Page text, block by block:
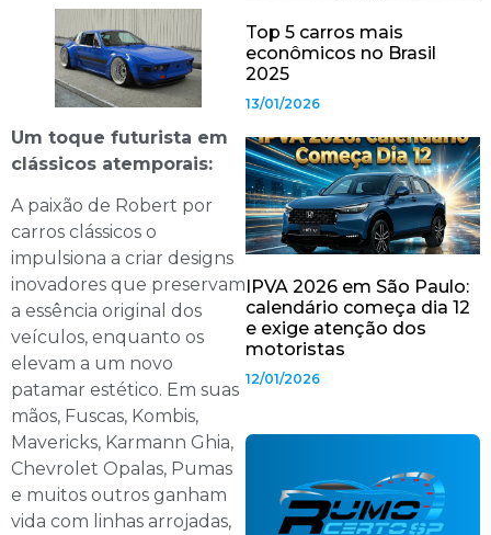
Um toque futurista em
clássicos atemporais:
A paixão de Robert por
carros clássicos o
impulsiona a criar designs
inovadores que preservam
a essência original dos
veículos, enquanto os
elevam a um novo
patamar estético. Em suas
mãos, Fuscas, Kombis,
Mavericks, Karmann Ghia,
Chevrolet Opalas, Pumas
e muitos outros ganham
vida com linhas arrojadas,
Top 5 carros mais
econômicos no Brasil
2025
13/01/2026
IPVA 2026 em São Paulo:
calendário começa dia 12
e exige atenção dos
motoristas
12/01/2026